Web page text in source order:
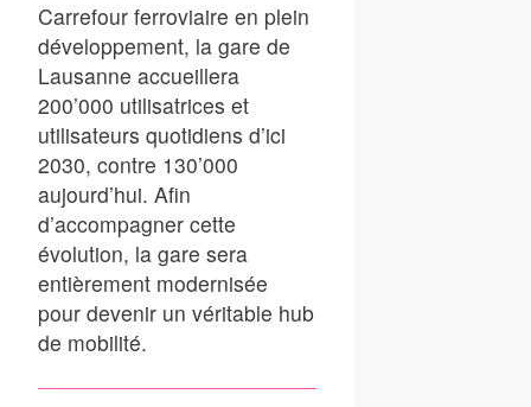
Carrefour ferroviaire en plein
développement, la gare de
Lausanne accueillera
200’000 utilisatrices et
utilisateurs quotidiens d’ici
2030, contre 130’000
aujourd’hui. Afin
d’accompagner cette
évolution, la gare sera
entièrement modernisée
pour devenir un véritable hub
de mobilité.